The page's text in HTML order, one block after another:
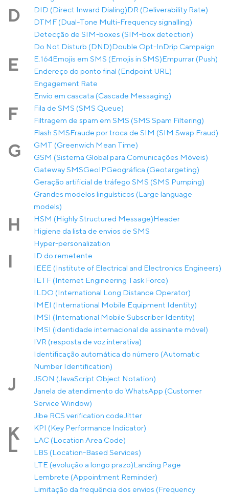
D DID (Direct Inward Dialing)DR (Deliverability Rate)
DTMF (Dual-Tone Multi-Frequency signalling)
Detecção de SIM-boxes (SIM-box detection)
Do Not Disturb (DND)Double Opt-InDrip Campaign
E E.164Emojis em SMS (Emojis in SMS)Empurrar (Push)
Endereço do ponto final (Endpoint URL)
Engagement Rate
Envio em cascata (Cascade Messaging)
F
Fila de SMS (SMS Queue)
Filtragem de spam em SMS (SMS Spam Filtering)
Flash SMSFraude por troca de SIM (SIM Swap Fraud)
G
GMT (Greenwich Mean Time)
GSM (Sistema Global para Comunicações Móveis)
Gateway SMSGeoIPGeográfica (Geotargeting)
Geração artificial de tráfego SMS (SMS Pumping)
Grandes modelos linguísticos (Large language
models)
H HSM (Highly Structured Message)Header
Higiene da lista de envios de SMS
Hyper-personalization
I
ID do remetente
IEEE (Institute of Electrical and Electronics Engineers)
IETF (Internet Engineering Task Force)
ILDO (International Long Distance Operator)
IMEI (International Mobile Equipment Identity)
IMSI (International Mobile Subscriber Identity)
IMSI (identidade internacional de assinante móvel)
IVR (resposta de voz interativa)
Identificação automática do número (Automatic
Number Identification)
J
JSON (JavaScript Object Notation)
Janela de atendimento do WhatsApp (Customer
Service Window)
Jibe RCS verification codeJitter
K KPI (Key Performance Indicator)
L
LAC (Location Area Code)
LBS (Location-Based Services)
LTE (evolução a longo prazo)Landing Page
Lembrete (Appointment Reminder)
Limitação da frequência dos envios (Frequency